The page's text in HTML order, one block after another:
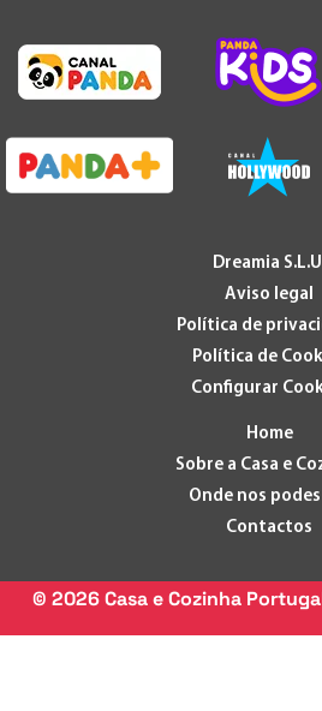
Dreamia
Aviso legal
Política de
Política de
Configurar
Home
Sobre a Casa e
Onde nos
Contactos
© 2026Casa e Cozinha